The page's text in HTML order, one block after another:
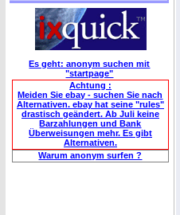
Es geht: anonym suchen mit
"startpage"
Achtung :
Meiden Sie ebay - suchen Sie nach
Alternativen. ebay hat seine "rules"
drastisch geändert. Ab Juli keine
Barzahlungen und Bank
Überweisungen mehr. Es gibt
Alternativen.
Warum anonym surfen ?